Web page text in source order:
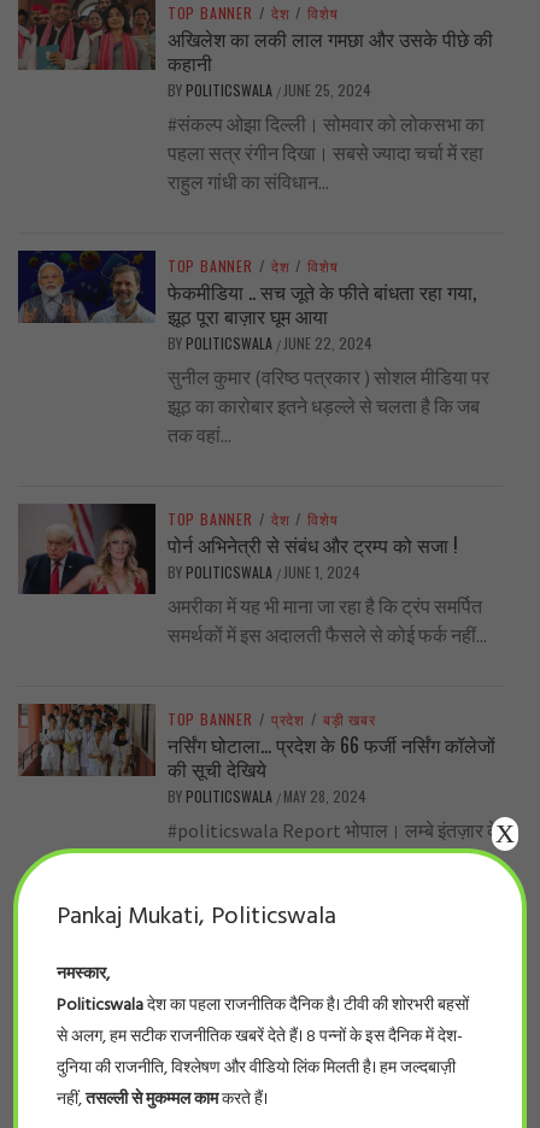
TOP BANNER / देश / विशेष
अखिलेश का लकी लाल गमछा और उसके पीछे की
कहानी
BY POLITICSWALA / JUNE 25, 2024
#संकल्प ओझा दिल्ली। सोमवार को लोकसभा का
पहला सत्र रंगीन दिखा। सबसे ज्यादा चर्चा में रहा
राहुल गांधी का संविधान...
TOP BANNER / देश / विशेष
फेकमीडिया .. सच जूते के फीते बांधता रहा गया,
झूठ पूरा बाज़ार घूम आया
BY POLITICSWALA / JUNE 22, 2024
सुनील कुमार (वरिष्ठ पत्रकार ) सोशल मीडिया पर
झूठ का कारोबार इतने धड़ल्ले से चलता है कि जब
तक वहां...
TOP BANNER / देश / विशेष
पोर्न अभिनेत्री से संबंध और ट्रम्प को सजा !
BY POLITICSWALA / JUNE 1, 2024
अमरीका में यह भी माना जा रहा है कि ट्रंप समर्पित
समर्थकों में इस अदालती फैसले से कोई फर्क नहीं...
TOP BANNER / प्रदेश / बड़ी खबर
नर्सिंग घोटाला… प्रदेश के 66 फर्जी नर्सिंग कॉलेजों
की सूची देखिये
BY POLITICSWALA / MAY 28, 2024
#politicswala Report भोपाल। लम्बे इंतज़ार के
बाद आखिर फर्जी नर्सिंग कॉलेजों की सूची सामने आ
शिव’राज’ के किसान का दर्द .. पूर्व मंत्री सेऋण
स्वीकृति पत्र मिलने के दो साल बाद भी नहीं मिला
लोन !
BYPOLITICSWALA/MAY 27, 2024
हरीश मिश्र (वरिष्ठ पत्रकार ) यह सच है कि
Pankaj Mukati, Politicswala
नमस्कार,
Politicswalaदेश का पहला राजनीतिक दैनिक है। टीवी की शोरभरी बहसों
से अलग, हम सटीक राजनीतिक खबरें देते हैं। 8 पन्नों के इस दैनिक में देश-
दुनिया की राजनीति, विश्लेषण और वीडियो लिंक मिलती है। हम जल्दबाज़ी
नहीं,तसल्ली से मुकम्मल कामकरते हैं।
X